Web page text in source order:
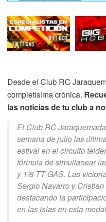
Desde el Club RC
completísima crónica.
las noticias de tu club a
El Club RC
semana de julio las
estival en el circuito
fórmula de simultanear
y 1/8 TT GAS. Las
Sergio Navarro y
destacando la
en las islas en esta